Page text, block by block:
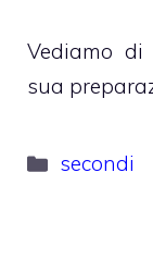
Vediamo
sua
Categorie
secondi